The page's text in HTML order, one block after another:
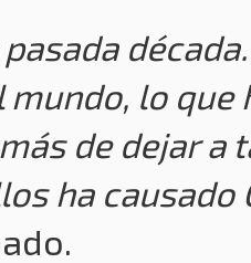
mundo, lo
de dejar a
ha causado